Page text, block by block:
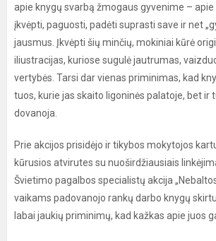
apie knygų svarbą žmogaus gyvenime – apie
įkvėpti, paguosti, padėti suprasti save ir net
jausmus. Įkvėpti šių minčių, mokiniai kūrė
iliustracijas, kuriose sugulė jautrumas,
vertybės. Tarsi dar vienas priminimas, kad
tuos, kurie jas skaito ligoninės palatoje, bet ir
dovanoja.
Prie akcijos prisidėjo ir tikybos mokytojos
kūrusios atvirutes su nuoširdžiausiais
Švietimo pagalbos specialistų akcija
vaikams padovanojo rankų darbo knygų
labai jaukių priminimų, kad kažkas apie juos